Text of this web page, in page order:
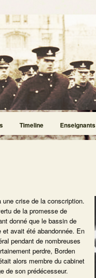
Timeline Enseignants
crise de la conscription.
de la promesse de
donné que le bassin de
avait été abandonnée. En
pendant de nombreuses
perdre, Borden
alors membre du cabinet
de son prédécesseur.